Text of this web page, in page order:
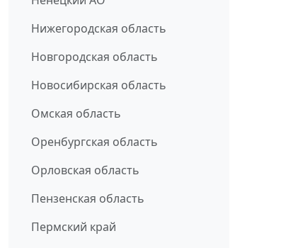
Нижегородская область
Новгородская область
Новосибирская область
Омская область
Оренбургская область
Орловская область
Пензенская область
Пермский край